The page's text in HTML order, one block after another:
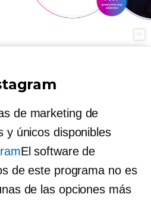
de marketing de
y únicos disponibles
El software de
de este programa no es
de las opciones más